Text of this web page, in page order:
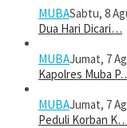
MUBASabtu, 8
Dua Hari Dicari…
MUBAJumat, 7
Kapolres Muba
MUBAJumat, 7
Peduli Korban K…